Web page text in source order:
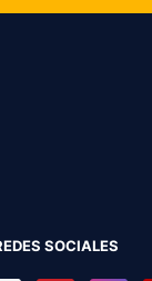
SOCIALES